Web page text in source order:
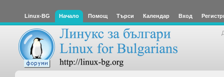
Linux-BG Начало Помощ Търси Календар Вход